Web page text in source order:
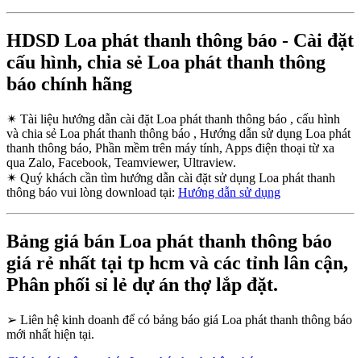
HDSD Loa phát thanh thông báo - Cài đặt
cấu hình, chia sẻ Loa phát thanh thông
báo chính hãng
✴ Tài liệu hướng dẫn cài đặt Loa phát thanh thông báo , cấu hình
và chia sẻ Loa phát thanh thông báo , Hướng dẫn sử dụng Loa phát
thanh thông báo, Phần mềm trên máy tính, Apps điện thoại từ xa
qua Zalo, Facebook, Teamviewer, Ultraview.
✴ Quý khách cần tìm hướng dẫn cài đặt sử dụng Loa phát thanh
thông báo vui lòng download tại: Hướng dẫn sử dụng
Bảng giá bán Loa phát thanh thông báo
giá rẻ nhất tại tp hcm và các tỉnh lân cận,
Phân phối sỉ lẻ dự án thợ lắp đặt.
➢ Liên hệ kinh doanh để có bảng báo giá Loa phát thanh thông báo
mới nhất hiện tại.